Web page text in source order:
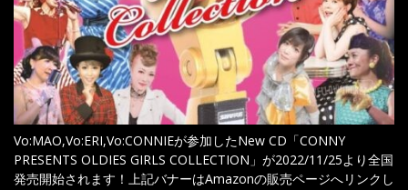
Vo:MAO,Vo:ERI,Vo:CONNIEが参加したNew CD「CONNY
PRESENTS OLDIES GIRLS COLLECTION」が2022/11/25より全国
発売開始されます！上記バナーはAmazonの販売ページへリンクし